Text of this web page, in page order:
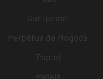
Santpedor
Perpètua de Mogoda
Papiol
Pallejà